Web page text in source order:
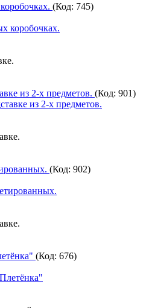
(Код: 745)
из 2-х предметов. (Код: 901)
(Код: 902)
(Код: 676)